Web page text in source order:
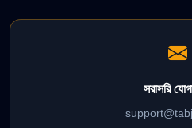
সরাসরি